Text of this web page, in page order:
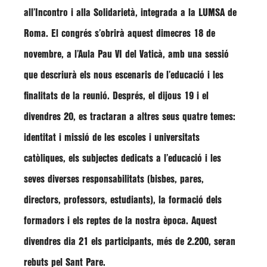
all’Incontro i alla Solidarietà, integrada a la LUMSA de
Roma. El congrés s’obrirà aquest dimecres 18 de
novembre, a l’Aula Pau VI del Vaticà, amb una sessió
que descriurà els nous escenaris de l’educació i les
finalitats de la reunió. Després, el dijous 19 i el
divendres 20, es tractaran a altres seus quatre temes:
identitat i missió de les escoles i universitats
catòliques, els subjectes dedicats a l’educació i les
seves diverses responsabilitats (bisbes, pares,
directors, professors, estudiants), la formació dels
formadors i els reptes de la nostra època. Aquest
divendres dia 21 els participants, més de 2.200, seran
rebuts pel Sant Pare.